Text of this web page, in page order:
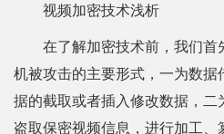
视频加密技术浅析
在了解加密技术前，我们首
机被攻击的主要形式，一为数
据的截取或者插入修改数据，
盗取保密视频信息，进行加工